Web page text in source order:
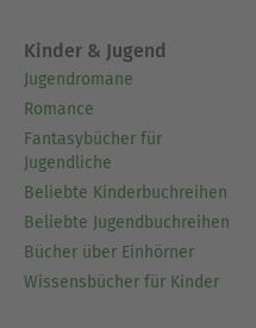
Kinder & Jugend
Jugendromane
Romance
Fantasybücher für
Jugendliche
Beliebte Kinderbuchreihen
Beliebte Jugendbuchreihen
Bücher über Einhörner
Wissensbücher für Kinder